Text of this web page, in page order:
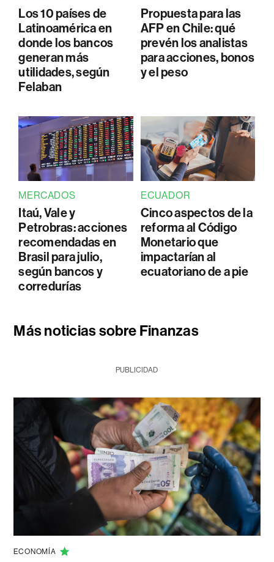
Los 10 países de
Latinoamérica en
donde los bancos
generan más
utilidades, según
Felaban
Propuesta para las
AFP en Chile: qué
prevén los analistas
para acciones, bonos
y el peso
MERCADOS
Itaú, Vale y
Petrobras: acciones
recomendadas en
Brasil para julio,
según bancos y
corredurías
ECUADOR
Cinco aspectos de la
reforma al Código
Monetario que
impactarían al
ecuatoriano de a pie
Más noticias sobre Finanzas
PUBLICIDAD
ECONOMÍA